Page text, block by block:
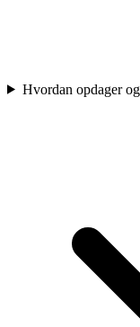
Hvordan opdager